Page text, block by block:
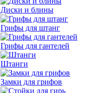
Диски и блины
Грифы для штанг
Грифы для гантелей
Штанги
Замки для грифов